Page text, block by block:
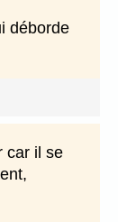
déborde
car il se